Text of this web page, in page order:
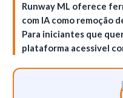
Runway ML oferece
com IA como remoção
Para iniciantes que
plataforma acessivel